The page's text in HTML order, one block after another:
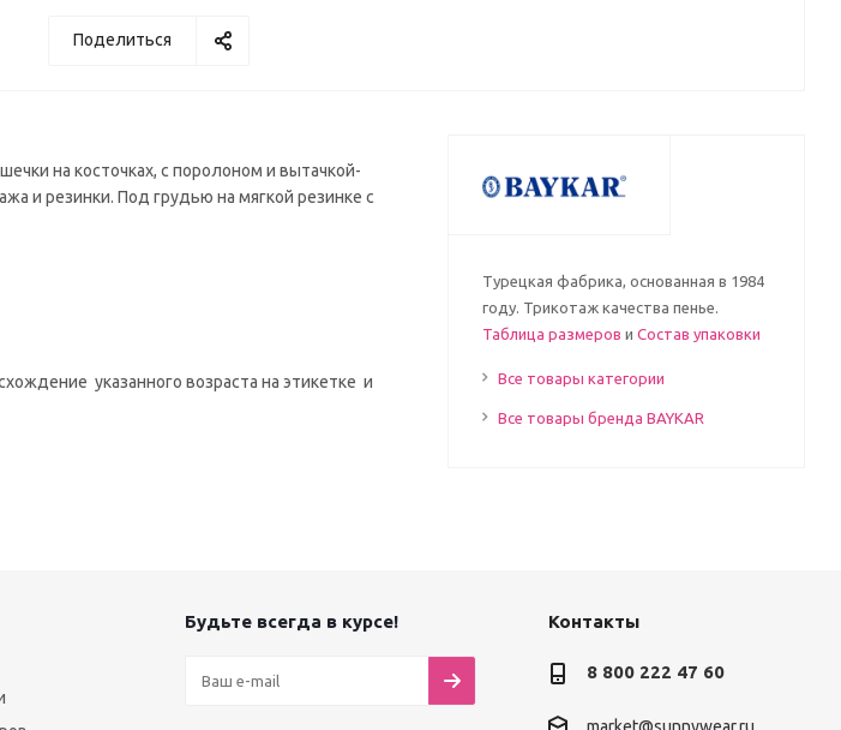
Поделиться
на косточках, с поролоном и вытачкой-
и резинки. Под грудью на мягкой резинке с
указанного возраста на этикетке и
Турецкая фабрика, основанная в 1984
году. Трикотаж качества пенье.
Таблица размеров и Состав упаковки
Все товары категории
Все товары бренда BAYKAR
Будьте всегда в курсе! Контакты
8 800 222 47 60